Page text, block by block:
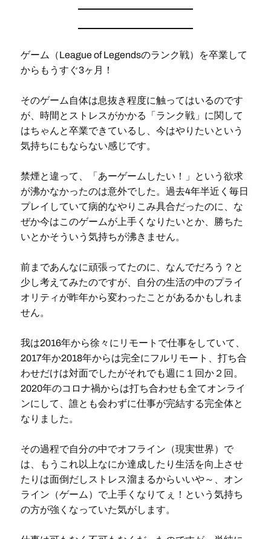
ゲーム（League of Legendsのランク戦）を卒業して
からもうすぐ3ヶ月！
そのゲーム自体は息抜き程度に触ってはいるのです
が、時間とストレスがかかる「ランク戦」に関して
はちゃんと卒業できているし、今はやりたいという
気持ちにもならない感じです。
禁煙と違って、「あーゲームしたい！」という欲求
が沸かなかったのは意外でした。過去4年半近く毎日
プレイしていて病的なやりこみ具合だったのに、な
ぜか今はこのゲームが上手くなりたいとか、勝ちた
いとかそういう気持ちが沸きません。
前まであんなに頑張ってたのに、なんでだろう？と
少し考えてみたのですが、自分の生活の中のプライ
オリティが昨年から変わったことがあるかもしれま
せん。
我は2016年から徐々にリモートで仕事をしていて、
2017年か2018年からは完全にフルリモート、打ち合
わせだけは対面でしたがそれでも週に１回か２回。
2020年のコロナ禍からは打ち合わせも全てオンライ
ンにして、誰とも会わずに仕事が完結する完全体と
なりました。
その過程で自分の中でオフライン（現実世界）で
は、もうこれ以上なにか達成したり生活を向上させ
たりは面倒だしストレス溜まるからいいや～、オン
ライン（ゲーム）で上手くなりてぇ！という気持ち
の方が強くなっていた気がします。